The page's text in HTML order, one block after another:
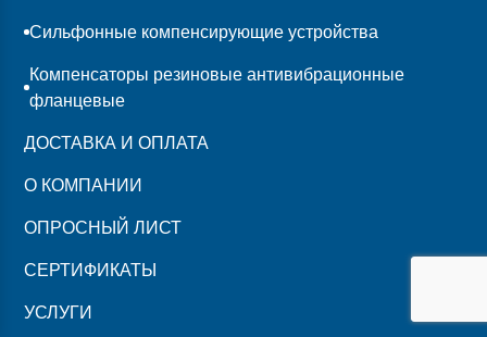
Сильфонные компенсирующие устройства
Компенсаторы резиновые антивибрационные
фланцевые
ДОСТАВКА И ОПЛАТА
О КОМПАНИИ
ОПРОСНЫЙ ЛИСТ
СЕРТИФИКАТЫ
УСЛУГИ